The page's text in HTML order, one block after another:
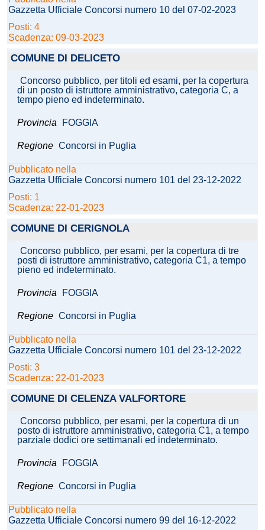
Gazzetta Ufficiale Concorsi numero 10 del 07-02-2023
Posti: 4
Scadenza: 09-03-2023
COMUNE DI DELICETO
Concorso pubblico, per titoli ed esami, per la copertura
di un posto di istruttore amministrativo, categoria C, a
tempo pieno ed indeterminato.
Provincia FOGGIA
Regione Concorsi in Puglia
Pubblicato nella
Gazzetta Ufficiale Concorsi numero 101 del 23-12-2022
Posti: 1
Scadenza: 22-01-2023
COMUNE DI CERIGNOLA
Concorso pubblico, per esami, per la copertura di tre
posti di istruttore amministrativo, categoria C1, a tempo
pieno ed indeterminato.
Provincia FOGGIA
Regione Concorsi in Puglia
Pubblicato nella
Gazzetta Ufficiale Concorsi numero 101 del 23-12-2022
Posti: 3
Scadenza: 22-01-2023
COMUNE DI CELENZA VALFORTORE
Concorso pubblico, per esami, per la copertura di un
posto di istruttore amministrativo, categoria C1, a tempo
parziale dodici ore settimanali ed indeterminato.
Provincia FOGGIA
Regione Concorsi in Puglia
Pubblicato nella
Gazzetta Ufficiale Concorsi numero 99 del 16-12-2022